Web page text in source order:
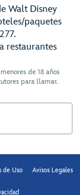
Walt Disney
paquetes
restaurantes
de 18 años
para llamar.
de Uso Avisos Legales